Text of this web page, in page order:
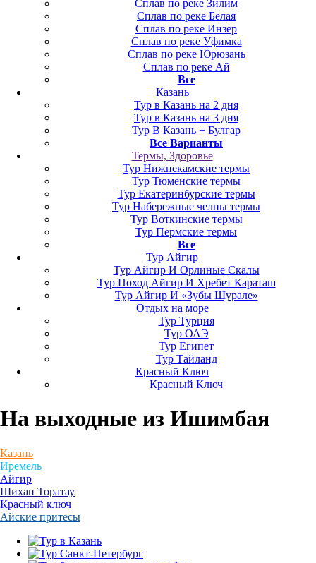
Сплав по реке Зилим
Сплав по реке Белая
Сплав по реке Инзер
Сплав по реке Уфимка
Сплав по реке Юрюзань
Сплав по реке Ай
Все
Казань
Тур в Казань на 2 дня
Тур в Казань на 3 дня
Тур В Казань + Булгар
Все Варианты
Термы, Здоровье
Тур Нижнекамские термы
Тур Тюменские термы
Тур Екатеринбурские термы
Тур Набережные челны термы
Тур Воткинские термы
Тур Пермские термы
Все
Тур Айгир
Тур Айгир И Орлиные Скалы
Тур Поход Айгир И Хребет Караташ
Тур Айгир И «Зубы Шурале»
Отдых на море
Тур Турция
Тур ОАЭ
Тур Египет
Тур Тайланд
Красный Ключ
Красный Ключ
На выходные из Ишимбая
Казань
Иремель
Айгир
Шихан Торатау
Красный ключ
Айские притесы